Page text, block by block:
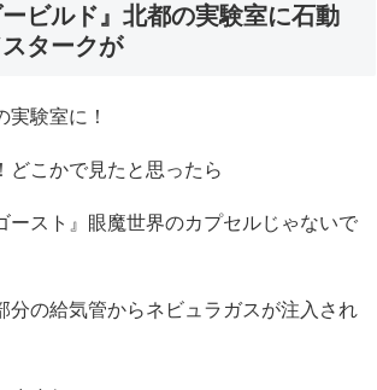
ービルド』北都の実験室に石動
タークが
実験室に！
どこかで見たと思ったら
ースト』眼魔世界のカプセルじゃないで
分の給気管からネビュラガスが注入され